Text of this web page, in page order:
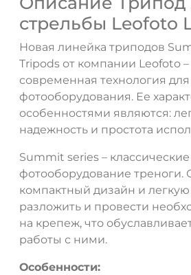
стрельбы Leofoto
Новая линейка триподов
Tripods от компании Leofoto –
современная технология для
фотооборудования. Ее
особенностями являются:
надежность и простота
Summit series –
фотооборудование
компактный дизайн и легкую
разложить и провести
на крепеж, что
работы с ними.
Особенности: